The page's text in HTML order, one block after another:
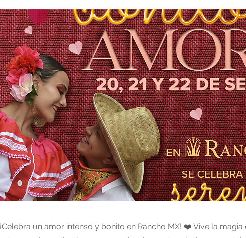
¡Celebra un amor intenso y bonito en Rancho MX! ❤️ Vive la